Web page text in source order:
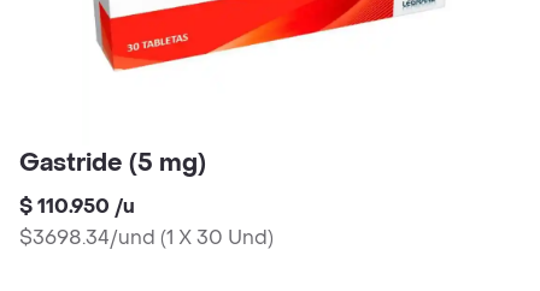
Gastride (5 mg)
$ 110.950 /u
$3698.34/und (1 X 30 Und)